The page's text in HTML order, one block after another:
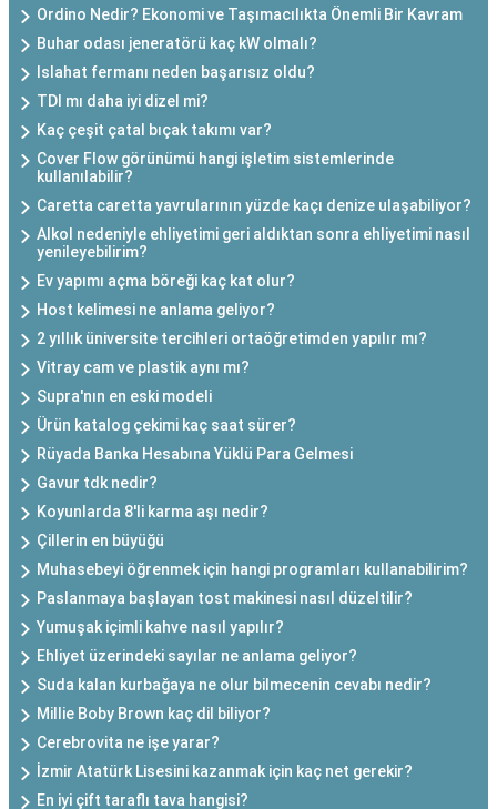
Ordino Nedir? Ekonomi ve Taşımacılıkta Önemli Bir Kavram
Buhar odası jeneratörü kaç kW olmalı?
Islahat fermanı neden başarısız oldu?
TDI mı daha iyi dizel mi?
Kaç çeşit çatal bıçak takımı var?
Cover Flow görünümü hangi işletim sistemlerinde
kullanılabilir?
Caretta caretta yavrularının yüzde kaçı denize ulaşabiliyor?
Alkol nedeniyle ehliyetimi geri aldıktan sonra ehliyetimi nasıl
yenileyebilirim?
Ev yapımı açma böreği kaç kat olur?
Host kelimesi ne anlama geliyor?
2 yıllık üniversite tercihleri ortaöğretimden yapılır mı?
Vitray cam ve plastik aynı mı?
Supra'nın en eski modeli
Ürün katalog çekimi kaç saat sürer?
Rüyada Banka Hesabına Yüklü Para Gelmesi
Gavur tdk nedir?
Koyunlarda 8'li karma aşı nedir?
Çillerin en büyüğü
Muhasebeyi öğrenmek için hangi programları kullanabilirim?
Paslanmaya başlayan tost makinesi nasıl düzeltilir?
Yumuşak içimli kahve nasıl yapılır?
Ehliyet üzerindeki sayılar ne anlama geliyor?
Suda kalan kurbağaya ne olur bilmecenin cevabı nedir?
Millie Boby Brown kaç dil biliyor?
Cerebrovita ne işe yarar?
İzmir Atatürk Lisesini kazanmak için kaç net gerekir?
En iyi çift taraflı tava hangisi?